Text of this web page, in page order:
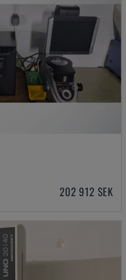
202 912 SEK